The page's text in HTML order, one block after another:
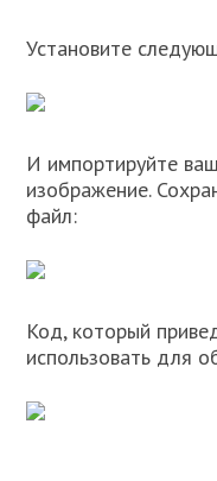
Установите
И импортируйте
изображение.
файл:
Код, который
использовать для